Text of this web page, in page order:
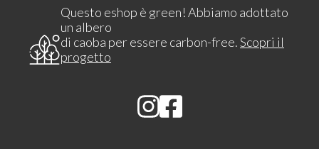
Questo eshop è green! Abbiamo adottato
un albero
di caoba per essere carbon-free.Scopri il
progetto